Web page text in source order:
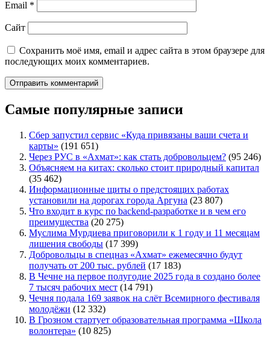
Email *
Сайт
Сохранить моё имя, email и адрес сайта в этом браузере для
последующих моих комментариев.
Самые популярные записи
Сбер запустил сервис «Куда привязаны ваши счета и
карты» (191 651)
Через РУС в «Ахмат»: как стать добровольцем? (95 246)
Объясняем на китах: сколько стоит природный капитал
(35 462)
Информационные щиты о предстоящих работах
установили на дорогах города Аргуна (23 807)
Что входит в курс по backend-разработке и в чем его
преимущества (20 275)
Муслима Мурдиева приговорили к 1 году и 11 месяцам
лишения свободы (17 399)
Добровольцы в спецназ «Ахмат» ежемесячно будут
получать от 200 тыс. рублей (17 183)
В Чечне на первое полугодие 2025 года в создано более
7 тысяч рабочих мест (14 791)
Чечня подала 169 заявок на слёт Всемирного фестиваля
молодёжи (12 332)
В Грозном стартует образовательная программа «Школа
волонтера» (10 825)